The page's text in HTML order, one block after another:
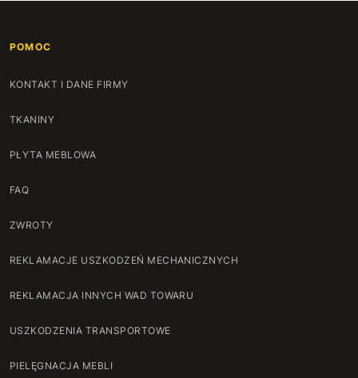
POMOC
KONTAKT I DANE FIRMY
TKANINY
PŁYTA MEBLOWA
FAQ
ZWROTY
REKLAMACJE USZKODZEŃ MECHANICZNYCH
REKLAMACJA INNYCH WAD TOWARU
USZKODZENIA TRANSPORTOWE
PIELĘGNACJA MEBLI